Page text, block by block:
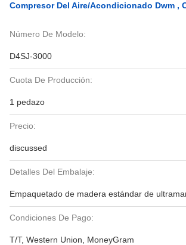
Compresor Del Aire/acondicionado Dwm ,
Número De Modelo:
D4SJ-3000
Cuota De Producción:
1 pedazo
Precio:
discussed
Detalles Del Embalaje:
Empaquetado de madera estándar de
Condiciones De Pago:
T/T, Western Union, MoneyGram